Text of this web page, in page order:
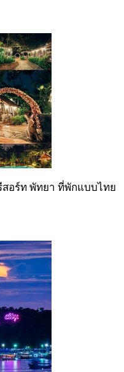
สอร์ท พัทยา ที่พักแบบไทย